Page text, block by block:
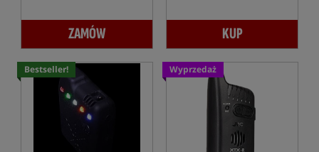
ZAMÓW KUP
Bestseller! Wyprzedaż